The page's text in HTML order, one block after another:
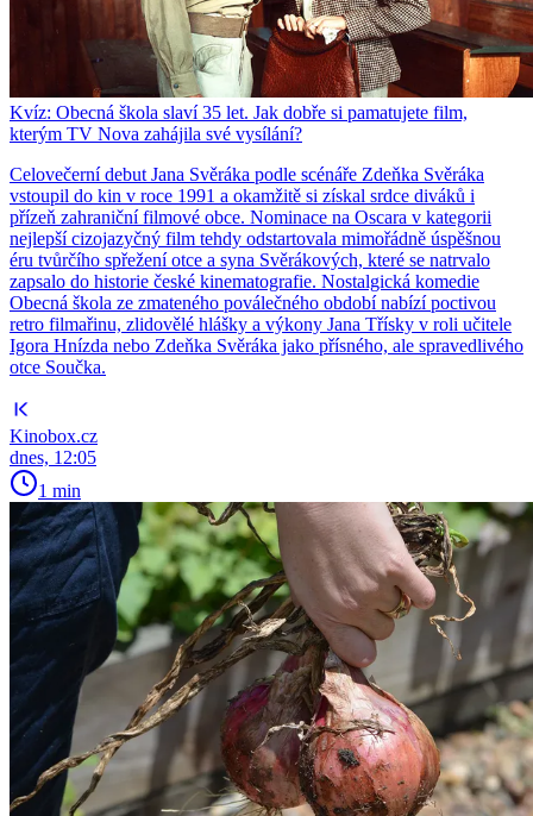
Kvíz: Obecná škola slaví 35 let. Jak dobře si pamatujete film,
kterým TV Nova zahájila své vysílání?
Celovečerní debut Jana Svěráka podle scénáře Zdeňka Svěráka
vstoupil do kin v roce 1991 a okamžitě si získal srdce diváků i
přízeň zahraniční filmové obce. Nominace na Oscara v kategorii
nejlepší cizojazyčný film tehdy odstartovala mimořádně úspěšnou
éru tvůrčího spřežení otce a syna Svěrákových, které se natrvalo
zapsalo do historie české kinematografie. Nostalgická komedie
Obecná škola ze zmateného poválečného období nabízí poctivou
retro filmařinu, zlidovělé hlášky a výkony Jana Třísky v roli učitele
Igora Hnízda nebo Zdeňka Svěráka jako přísného, ale spravedlivého
otce Součka.
Kinobox.cz
dnes, 12:05
1 min